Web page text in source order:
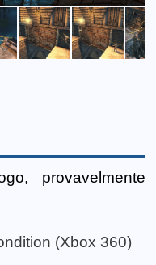
provavelmente
(Xbox 360)